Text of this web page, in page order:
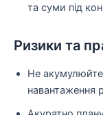
та суми під
Ризики та
Не акумулюйте
навантаження